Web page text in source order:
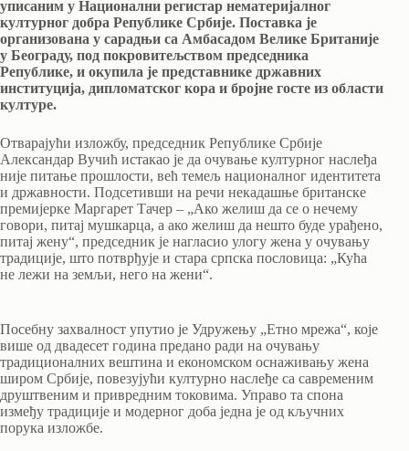
уписаним у Национални регистар нематеријалног
културног добра Републике Србије. Поставка је
организована у сарадњи са Амбасадом Велике Британије
у Београду, под покровитељством председника
Републике, и окупила је представнике државних
институција, дипломатског кора и бројне госте из области
културе.
Отварајући изложбу, председник Републике Србије
Александар Вучић истакао је да очување културног наслеђа
није питање прошлости, већ темељ националног идентитета
и државности. Подсетивши на речи некадашње британске
премијерке Маргарет Тачер – „Ако желиш да се о нечему
говори, питај мушкарца, а ако желиш да нешто буде урађено,
питај жену“, председник је нагласио улогу жена у очувању
традиције, што потврђује и стара српска пословица: „Кућа
не лежи на земљи, него на жени“.
Посебну захвалност упутио је Удружењу „Етно мрежа“, које
више од двадесет година предано ради на очувању
традиционалних вештина и економском оснаживању жена
широм Србије, повезујући културно наслеђе са савременим
друштвеним и привредним токовима. Управо та спона
између традиције и модерног доба једна је од кључних
порука изложбе.